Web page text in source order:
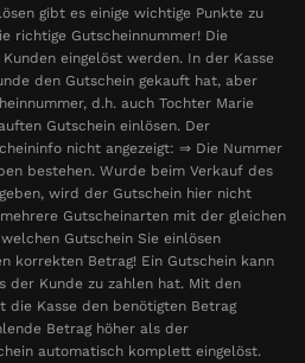
gibt es einige wichtige Punkte zu
richtige Gutscheinnummer! Die
eingelöst werden. In der Kasse
den Gutschein gekauft hat, aber
d.h. auch Tochter Marie
Gutschein einlösen. Der
nicht angezeigt: ⇒ Die Nummer
bestehen. Wurde beim Verkauf des
wird der Gutschein hier nicht
Gutscheinarten mit der gleichen
Gutschein Sie einlösen
korrekten Betrag! Ein Gutschein kann
der Kunde zu zahlen hat. Mit den
die Kasse den benötigten Betrag
Betrag höher als der
automatisch komplett eingelöst.